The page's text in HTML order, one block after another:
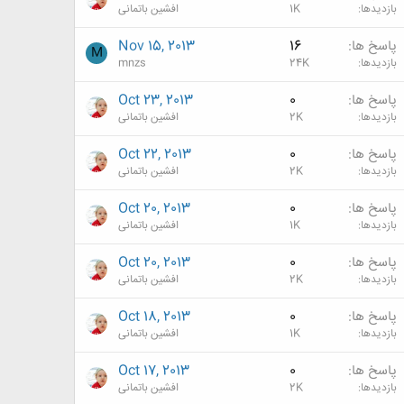
بازدیدها 1K افشین باتمانی
پاسخ ها 16
بازدیدها 24K
Nov 15, 2013
mnzs
M
پاسخ ها 0
بازدیدها 2K
Oct 23, 2013
افشین باتمانی
پاسخ ها 0
بازدیدها 2K
Oct 22, 2013
افشین باتمانی
پاسخ ها 0
بازدیدها 1K
Oct 20, 2013
افشین باتمانی
پاسخ ها 0
بازدیدها 2K
Oct 20, 2013
افشین باتمانی
پاسخ ها 0
بازدیدها 1K
Oct 18, 2013
افشین باتمانی
پاسخ ها 0
بازدیدها 2K
Oct 17, 2013
افشین باتمانی